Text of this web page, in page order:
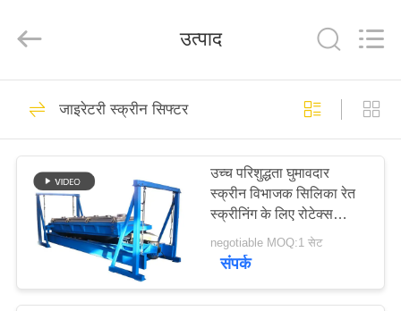
उत्पाद
हमारे
Machine
Co.,Ltd.
विब्रो स्क्रीन मशीन
145
102
उत्पाद
जाइरेटरी स्क्रीन सिफ्टर
उच्च परिशुद्धता घुमावदार
स्क्रीन विभाजक सिलिका रेत
स्क्रीनिंग के लिए रोटेक्स
स्क्रीन
negotiable MOQ:1 सेट
संपर्क